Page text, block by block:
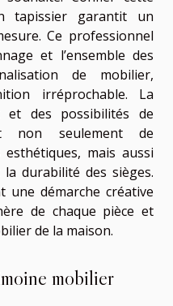
tapissier garantit un
Ce professionnel
et l’ensemble des
de mobilier,
irréprochable. La
et des possibilités de
non seulement de
mais aussi
durabilité des sièges.
une démarche créative
de chaque pièce et
de la maison.
mobilier